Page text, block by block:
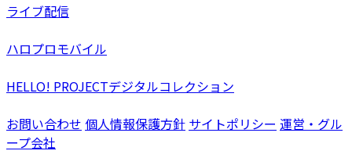
ライブ配信
ハロプロモバイル
HELLO! PROJECTデジタルコレクション
お問い合わせ 個人情報保護方針 サイトポリシー 運営・グル
ープ会社